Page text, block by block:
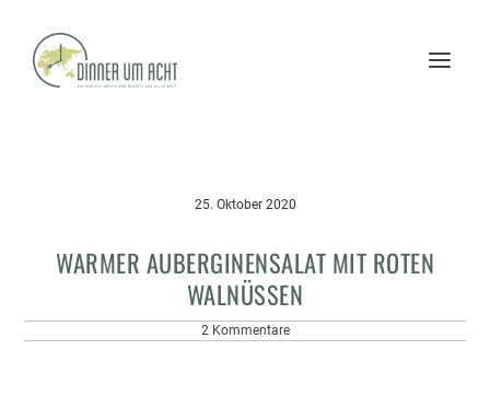
25. Oktober 2020
WARMER AUBERGINENSALAT MIT ROTEN
WALNÜSSEN
2 Kommentare